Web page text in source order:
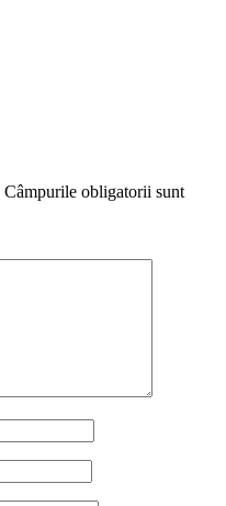
Câmpurile obligatorii sunt